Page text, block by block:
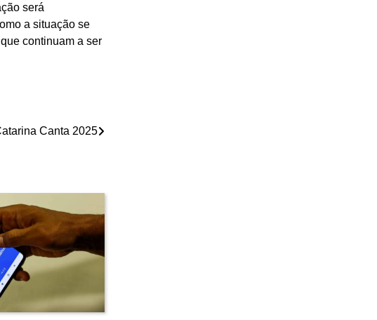
será
a situação se
continuam a ser
Canta 2025